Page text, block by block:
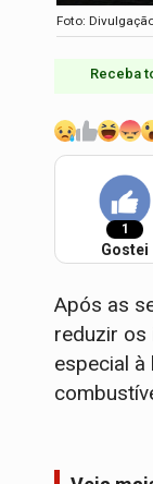
Foto:
Receba
1
Gostei
Após as
reduzir os
especial